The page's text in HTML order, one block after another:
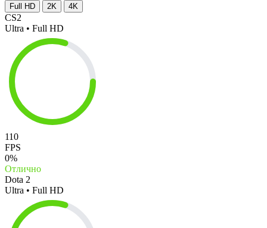
Full HD 2K 4K
CS2
Ultra • Full HD
110
FPS
0%
Отлично
Dota 2
Ultra • Full HD